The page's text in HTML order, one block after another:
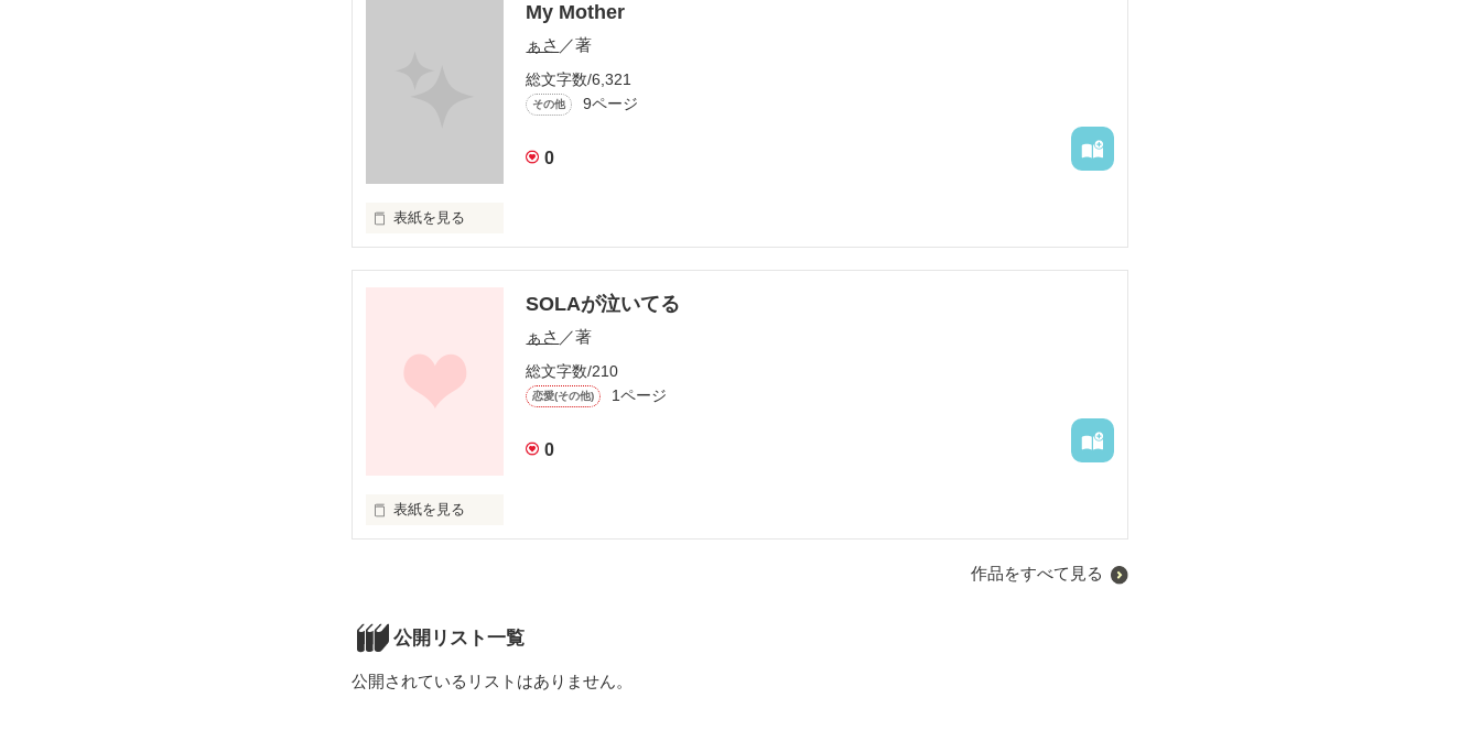
My Mother
ぁさ ／著
総文字数/6,321
その他 9ページ
0
表紙を見る
あたしの世界で一番大切なお母さん
あたしが唯一尊敬しているお母さん
お母さんは今どこにいますか？
作品を読む
SOLAが泣いてる
ぁさ ／著
総文字数/210
恋愛(その他) 1ページ
0
表紙を見る
空はわたしの心を写し出す。
空が笑えばわたしも笑う、空が泣けばわたしも泣く…。
作品をすべて見る
公開リスト一覧
公開されているリストはありません。